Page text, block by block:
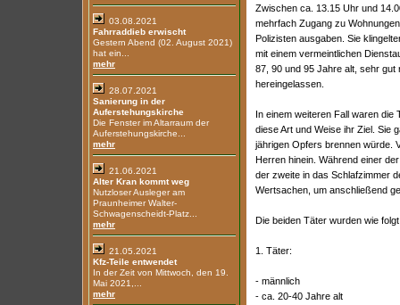
03.08.2021
Fahrraddieb erwischt
Gestern Abend (02. August 2021)
hat ein...
mehr
28.07.2021
Sanierung in der
Auferstehungskirche
Die Fenster im Altarraum der
Auferstehungskirche...
mehr
21.06.2021
Alter Kran kommt weg
Nutzloser Ausleger am
Praunheimer Walter-
Schwagenscheidt-Platz...
mehr
21.05.2021
Kfz-Teile entwendet
In der Zeit von Mittwoch, den 19.
Mai 2021,...
mehr
Zwischen ca. 13.15 Uhr und
mehrfach Zugang zu
Polizisten ausgaben. Sie
mit einem vermeintlichen
87, 90 und 95 Jahre alt, sehr gut
hereingelassen.
In einem weiteren Fall waren
diese Art und Weise ihr Ziel. Sie
jährigen Opfers brennen würde.
Herren hinein. Während einer
der zweite in das Schlafzimmer
Wertsachen, um anschließend
Die beiden Täter wurden wie
1. Täter:
- männlich
- ca. 20-40 Jahre alt